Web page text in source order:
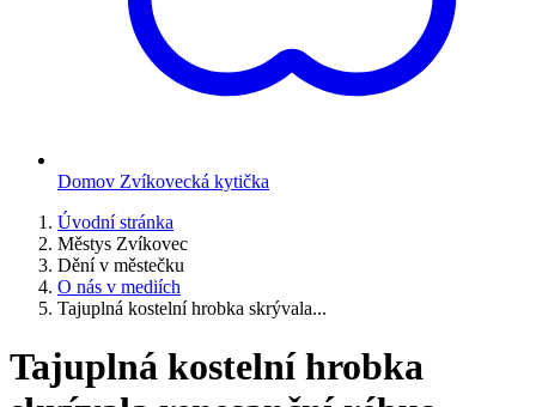
Domov Zvíkovecká kytička
Úvodní stránka
Městys Zvíkovec
Dění v městečku
O nás v mediích
Tajuplná kostelní hrobka skrývala...
Tajuplná kostelní hrobka